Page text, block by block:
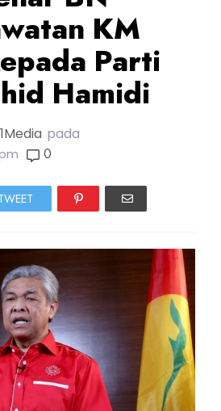
KM
Parti
Hamidi
pada
0